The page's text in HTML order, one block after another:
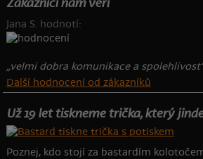
Zákazníci nám věří
Jana S. hodnotí:
„velmi dobra komunikace a
Další hodnocení od zákazníků
Už 19 let tiskneme trička, který
Poznej, kdo stojí za bastardím